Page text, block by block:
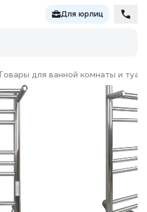
Для юрлиц
для ванной комнаты и